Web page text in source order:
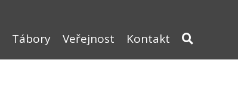
Tábory Veřejnost Kontakt